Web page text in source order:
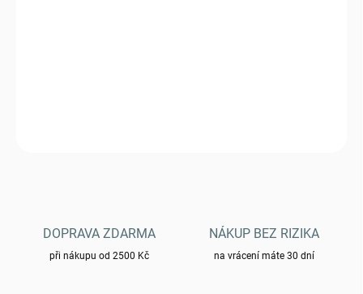
DOPRAVA ZDARMA
při nákupu od 2500 Kč
NÁKUP BEZ RIZIKA
na vrácení máte 30 dní